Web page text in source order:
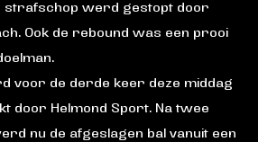
strafschop werd gestopt door
Ook de rebound was een prooi
voor de derde keer deze middag
door Helmond Sport. Na twee
nu de afgeslagen bal vanuit een